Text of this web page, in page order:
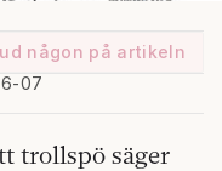
någon på artikeln
07
trollspö säger